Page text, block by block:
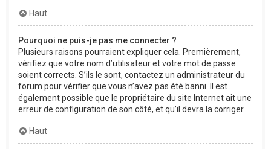
Haut
Pourquoi ne puis-je pas me connecter ?
Plusieurs raisons pourraient expliquer cela. Premièrement,
vérifiez que votre nom d’utilisateur et votre mot de passe
soient corrects. S’ils le sont, contactez un administrateur du
forum pour vérifier que vous n’avez pas été banni. Il est
également possible que le propriétaire du site Internet ait une
erreur de configuration de son côté, et qu’il devra la corriger.
Haut